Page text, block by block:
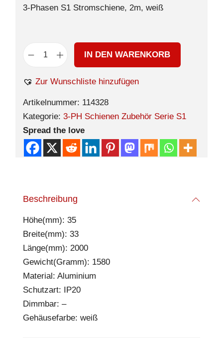
3-Phasen S1 Stromschiene, 2m, weiß
IN DEN WARENKORB
Zur Wunschliste hinzufügen
Artikelnummer: 114328
Kategorie: 3-PH Schienen Zubehör Serie S1
Spread the love
Beschreibung
Höhe(mm): 35
Breite(mm): 33
Länge(mm): 2000
Gewicht(Gramm): 1580
Material: Aluminium
Schutzart: IP20
Dimmbar: –
Gehäusefarbe: weiß